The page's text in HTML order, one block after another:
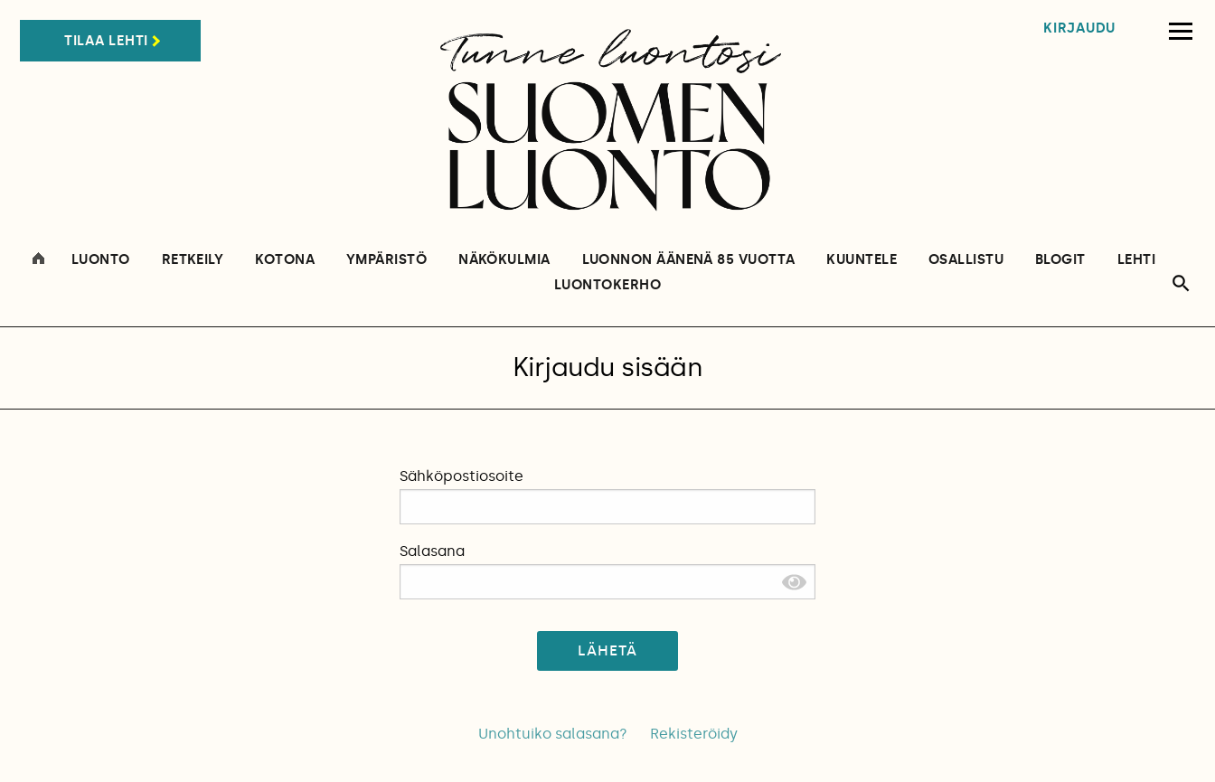
TILAA LEHTI
KIRJAUDU
LUONTO RETKEILY KOTONA YMPÄRISTÖ NÄKÖKULMIA LUONNON ÄÄNENÄ 85 VUOTTA KUUNTELE OSALLISTU BLOGIT
LEHTI
LUONTOKERHO
Kirjaudu sisään
Sähköpostiosoite
Salasana
LÄHETÄ
Unohtuiko salasana? Rekisteröidy